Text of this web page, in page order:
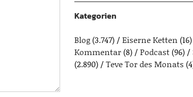
Kategorien
Blog(3.747) Eiserne Ketten (16)
Kommentar(8) Podcast(96)
(2.890)
Teve Tor des Monats